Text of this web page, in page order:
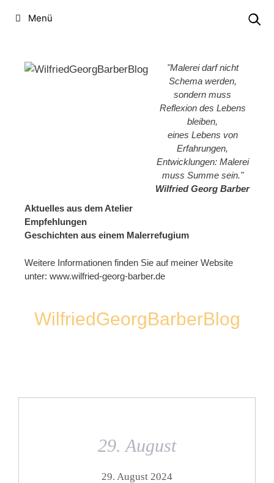
Inhalt
Menü
WilfriedGeorgBarberBlog
"Malerei darf nicht
Schema werden,
sondern muss
Reflexion des Lebens
bleiben,
eines Lebens von
Erfahrungen,
Entwicklungen: Malerei
muss Summe sein."
Wilfried Georg Barber
Aktuelles aus dem Atelier
Empfehlungen
Geschichten aus einem Malerrefugium
Weitere Informationen finden Sie auf meiner Website
unter: www.wilfried-georg-barber.de
29. August
29. August 2024